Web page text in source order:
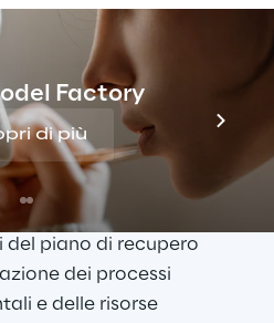
Factory
di più
portafoglio di soluzioni
tecnici e i
per supportare la
del piano di recupero
dei processi
e delle risorse